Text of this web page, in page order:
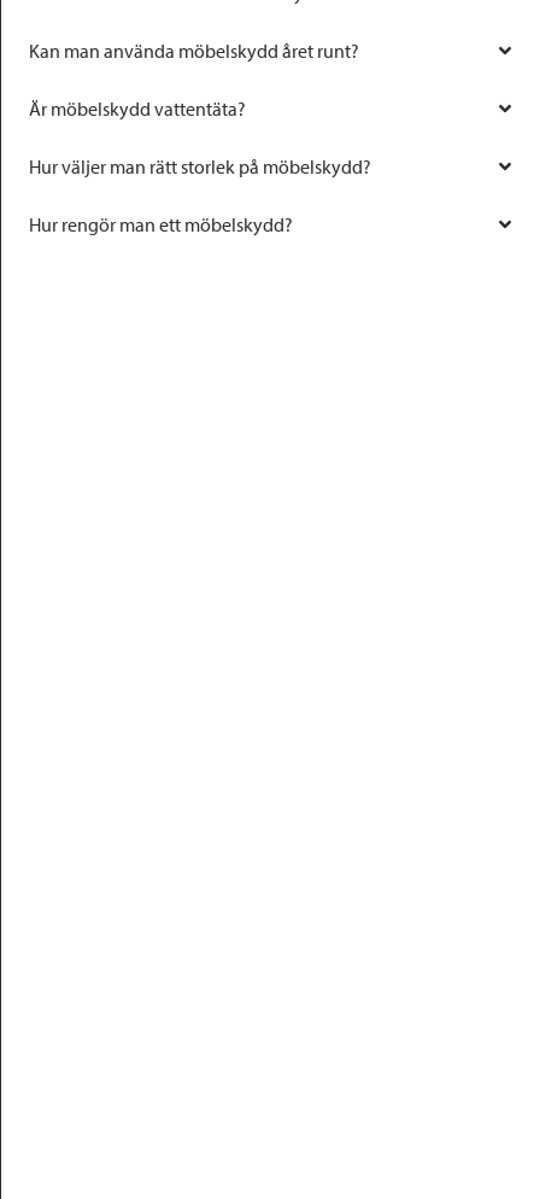
Kan man använda möbelskydd året runt?
Är möbelskydd vattentäta?
Hur väljer man rätt storlek på möbelskydd?
Hur rengör man ett möbelskydd?